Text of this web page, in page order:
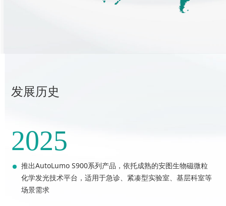
发展历史
2025
推出AutoLumo S900系列产品，依托成熟的安图生物磁微粒
化学发光技术平台，适用于急诊、紧凑型实验室、基层科室等
场景需求